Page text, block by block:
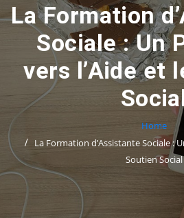
La Formation
Sociale : Un
vers l’Aide et
Home
La Formation d’Assistante Sociale :
Soutien Social